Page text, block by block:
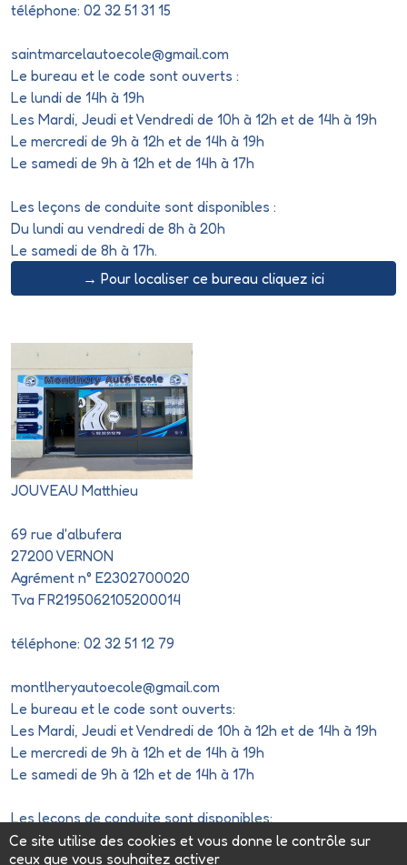
Ce site utilise des cookies et vous donne le contrôle sur
ceux que vous souhaitez activer
téléphone: 02 32 51 31 15
saintmarcelautoecole@gmail.com
Le bureau et le code sont ouverts :
Le lundi de 14h à 19h
Les Mardi, Jeudi et Vendredi de 10h à 12h et de 14h à 19h
Le mercredi de 9h à 12h et de 14h à 19h
Le samedi de 9h à 12h et de 14h à 17h
Les leçons de conduite sont disponibles :
Du lundi au vendredi de 8h à 20h
Le samedi de 8h à 17h.
→ Pour localiser ce bureau cliquez ici
JOUVEAU Matthieu
69 rue d'albufera
27200 VERNON
Agrément n° E2302700020
Tva FR2195062105200014
téléphone: 02 32 51 12 79
montlheryautoecole@gmail.com
Le bureau et le code sont ouverts:
Les Mardi, Jeudi et Vendredi de 10h à 12h et de 14h à 19h
Le mercredi de 9h à 12h et de 14h à 19h
Le samedi de 9h à 12h et de 14h à 17h
Les leçons de conduite sont disponibles:
Du lundi au vendredi de 8h à 19h
Le samedi de 8h à 17h.